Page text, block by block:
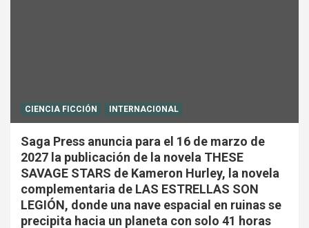
CIENCIA FICCIÓN INTERNACIONAL
Saga Press anuncia para el 16 de marzo de
2027 la publicación de la novela THESE
SAVAGE STARS de Kameron Hurley, la novela
complementaria de LAS ESTRELLAS SON
LEGIÓN, donde una nave espacial en ruinas se
precipita hacia un planeta con solo 41 horas